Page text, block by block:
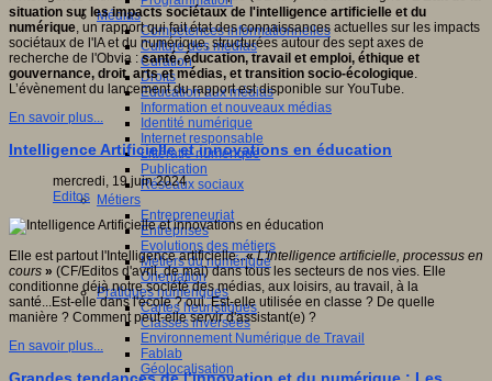
Médias
Compétences informationnelles
Culture des médias
Curation
Droits
Education aux médias
Information et nouveaux médias
Identité numérique
Internet responsable
Littératie numérique
Publication
Réseaux sociaux
Métiers
Entrepreneuriat
Entreprises
Evolutions des métiers
Métiers du numérique
Orientation
Pratiques numériques
Cartes heuristiques
Classes inversées
Environnement Numérique de Travail
Fablab
Géolocalisation
situation sur les impacts sociétaux de l'intelligence artificielle et du
numérique , un rapport qui fait état des connaissances actuelles sur les impacts
sociétaux de l'IA et du numérique, structurées autour des sept axes de
recherche de l'Obvia :santé, éducation, travail et emploi, éthique et
gouvernance, droit, arts et médias, et transition socio-écologique
L’évènement du lancement du rapport est disponible sur YouTube.
En savoir plus...
Intelligence Artificielle et innovations en éducation
mercredi, 19 juin 2024
Editos
Elle est partout l'Intelligence artificielle...«L'intelligence artificielle, processus en
cours » (CF/Editos d'avril, de mai) dans tous les secteurs de nos vies. Elle
conditionne déjà notre société des médias, aux loisirs, au travail, à la
santé...Est-elle dans l'école ? oui. Est-elle utilisée en classe ? De quelle
manière ? Comment peut-elle servir d'assistant(e) ?
En savoir plus...
Grandes tendances de l’innovation et du numérique : Les